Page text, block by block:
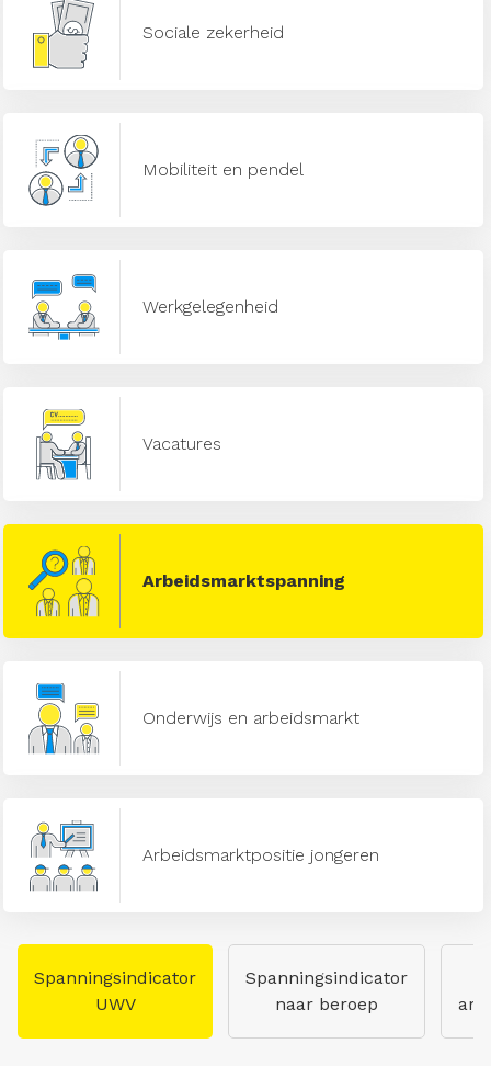
Sociale zekerheid
Mobiliteit en pendel
Werkgelegenheid
Vacatures
Arbeidsmarktspanning
Onderwijs en arbeidsmarkt
Arbeidsmarktpositie jongeren
Spanningsindicator
UWV
Spanningsindicator
naar beroep